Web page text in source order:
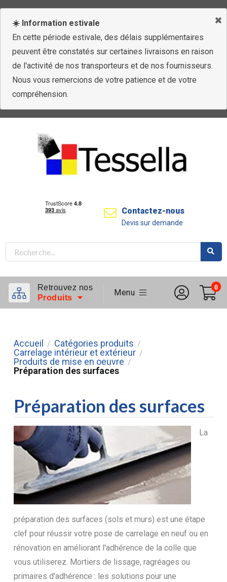
☀️ Information estivale
En cette période estivale, des délais supplémentaires
peuvent être constatés sur certaines livraisons en raison
de l'activité de nos transporteurs et de nos fournisseurs.
Nous vous remercions de votre patience et de votre
compréhension.
Contactez-nous
Devis sur demande
Retrouvez nos
Produits
Menu
0
Accueil / Catégories produits /
Carrelage intérieur et extérieur /
Produits de mise en oeuvre /
Préparation des surfaces
Préparation des surfaces
La
préparation des surfaces (sols et murs) est une étape
clef pour réussir votre pose de carrelage en neuf ou en
rénovation en améliorant l'adhérence de la colle que
vous utiliserez. Mortiers de lissage, ragréages ou
primaires d'adhérence : les solutions pour une